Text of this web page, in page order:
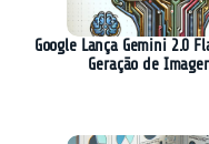
Google Lança Gemini 2.0
Geração de